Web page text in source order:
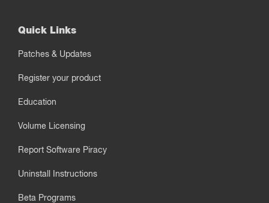
Quick Links
Patches & Updates
Register your product
Education
Volume Licensing
Report Software Piracy
Uninstall Instructions
Beta Programs